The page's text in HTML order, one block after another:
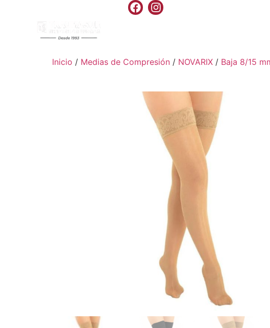
Inicio / Medias de Compresión / NOVARIX / Baja 8/15